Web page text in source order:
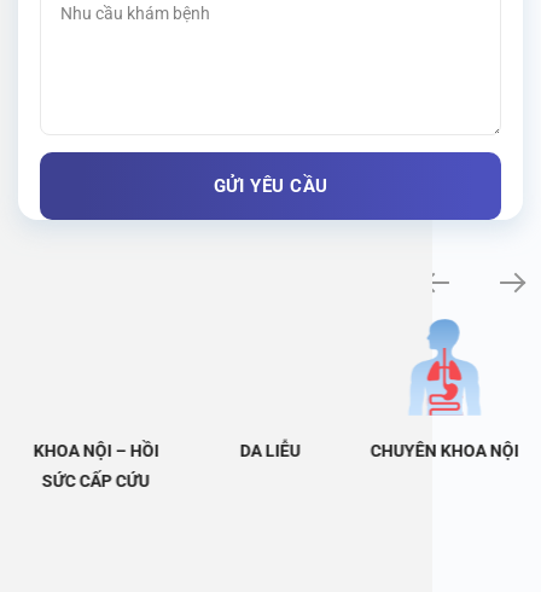
KHOA NỘI – HỒI
SỨC CẤP CỨU
DA LIỄU CHUYÊN KHOA NỘI